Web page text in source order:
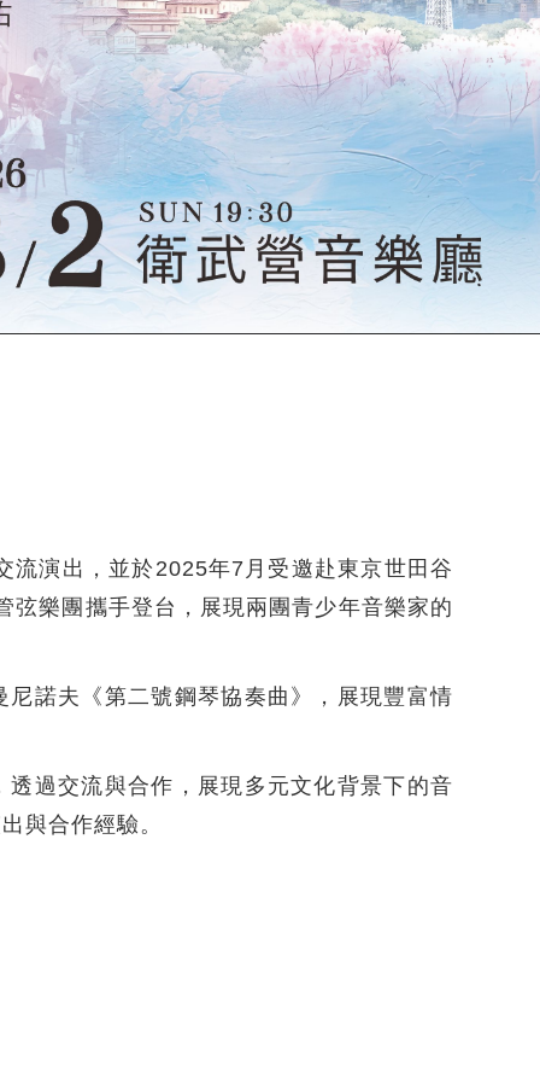
流演出，並於2025年7月受邀赴東京世田谷
樂團攜手登台，展現兩團青少年音樂家的
諾夫《第二號鋼琴協奏曲》，展現豐富情
過交流與合作，展現多元文化背景下的音
與合作經驗。